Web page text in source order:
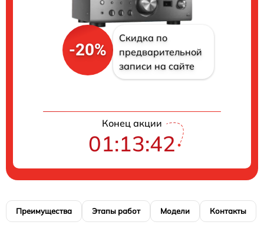
-20%
Скидка по
предварительной
записи на сайте
Конец акции
01:13:41
Преимущества Этапы работ Модели Контакты